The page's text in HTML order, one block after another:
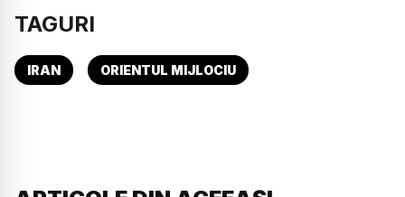
TAGURI
IRAN ORIENTUL MIJLOCIU